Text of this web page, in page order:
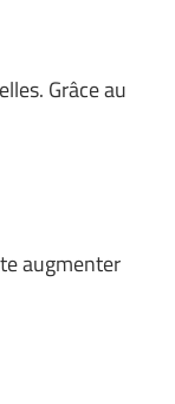
Grâce au
augmenter